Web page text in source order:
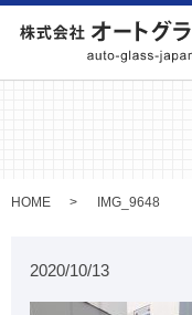
HOME IMG_9648
2020/10/13